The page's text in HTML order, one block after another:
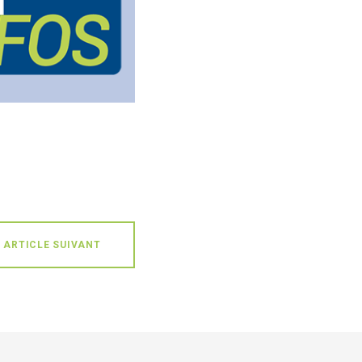
ARTICLE SUIVANT